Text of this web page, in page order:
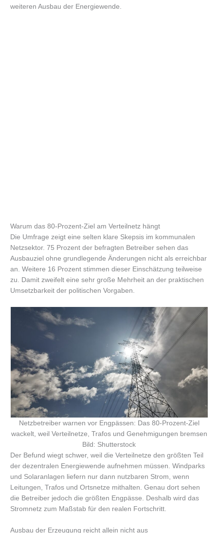
weiteren Ausbau der Energiewende.
Warum das 80-Prozent-Ziel am Verteilnetz hängt
Die Umfrage zeigt eine selten klare Skepsis im kommunalen
Netzsektor. 75 Prozent der befragten Betreiber sehen das
Ausbauziel ohne grundlegende Änderungen nicht als erreichbar
an. Weitere 16 Prozent stimmen dieser Einschätzung teilweise
zu. Damit zweifelt eine sehr große Mehrheit an der praktischen
Umsetzbarkeit der politischen Vorgaben.
Netzbetreiber warnen vor Engpässen: Das 80-Prozent-Ziel
wackelt, weil Verteilnetze, Trafos und Genehmigungen bremsen
Bild: Shutterstock
Der Befund wiegt schwer, weil die Verteilnetze den größten Teil
der dezentralen Energiewende aufnehmen müssen. Windparks
und Solaranlagen liefern nur dann nutzbaren Strom, wenn
Leitungen, Trafos und Ortsnetze mithalten. Genau dort sehen
die Betreiber jedoch die größten Engpässe. Deshalb wird das
Stromnetz zum Maßstab für den realen Fortschritt.
Ausbau der Erzeugung reicht allein nicht aus